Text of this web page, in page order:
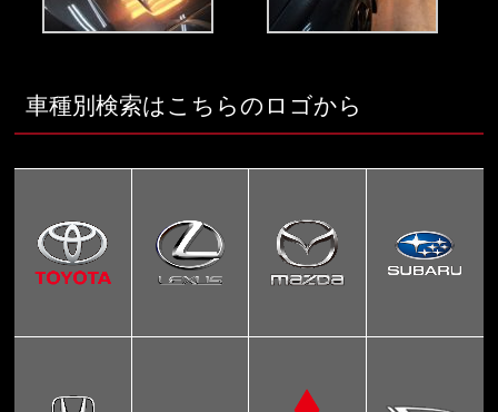
車種別検索はこちらのロゴから